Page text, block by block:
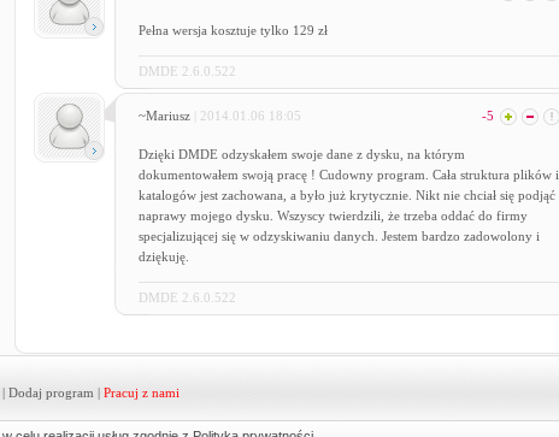
Pełna wersja kosztuje tylko 129 zł
DMDE 2.6.0.522
~Mariusz | 2014.01.06 18:05 -5
Dzięki DMDE odzyskałem swoje dane z dysku, na którym
dokumentowałem swoją pracę ! Cudowny program. Cała struktura plików i
katalogów jest zachowana, a było już krytycznie. Nikt nie chciał się podjąć
naprawy mojego dysku. Wszyscy twierdzili, że trzeba oddać do firmy
specjalizującej się w odzyskiwaniu danych. Jestem bardzo zadowolony i
dziękuję.
DMDE 2.6.0.522
Dodaj program | Pracuj z nami